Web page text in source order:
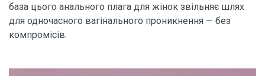
база цього анального плага для жінок звільняє шлях
для одночасного вагінального проникнення — без
компромісів.